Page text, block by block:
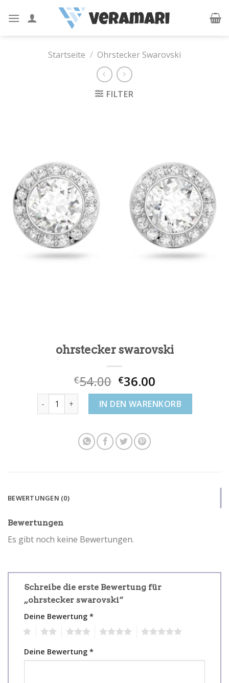
Startseite / Ohrstecker Swarovski
FILTER
ohrstecker swarovski
€54.00 €36.00
ohrstecker swarovski MengeIN DEN WARENKORB
BEWERTUNGEN (0)
Bewertungen
Es gibt noch keine Bewertungen.
Schreibe die erste Bewertung für
„ohrstecker swarovski“
Deine Bewertung *
Deine Bewertung *